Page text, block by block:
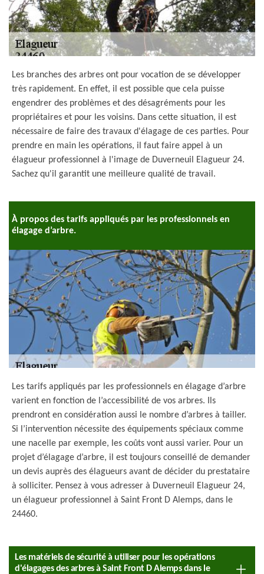
Les branches des arbres ont pour vocation de se développer
très rapidement. En effet, il est possible que cela puisse
engendrer des problèmes et des désagréments pour les
propriétaires et pour les voisins. Dans cette situation, il est
nécessaire de faire des travaux d'élagage de ces parties. Pour
prendre en main les opérations, il faut faire appel à un
élagueur professionnel à l'image de Duverneuil Elagueur 24.
Sachez qu'il garantit une meilleure qualité de travail.
À propos des tarifs appliqués par les professionnels en
élagage d’arbre.
Les tarifs appliqués par les professionnels en élagage d’arbre
varient en fonction de l’accessibilité de vos arbres. Ils
prendront en considération aussi le nombre d’arbres à tailler.
Si l’intervention nécessite des équipements spéciaux comme
une nacelle par exemple, les coûts vont aussi varier. Pour un
projet d’élagage d’arbre, il est toujours conseillé de demander
un devis auprès des élagueurs avant de décider du prestataire
à solliciter. Pensez à vous adresser à Duverneuil Elagueur 24,
un élagueur professionnel à Saint Front D Alemps, dans le
24460.
Les matériels de sécurité à utiliser pour les opérations
d'élagages des arbres à Saint Front D Alemps dans le